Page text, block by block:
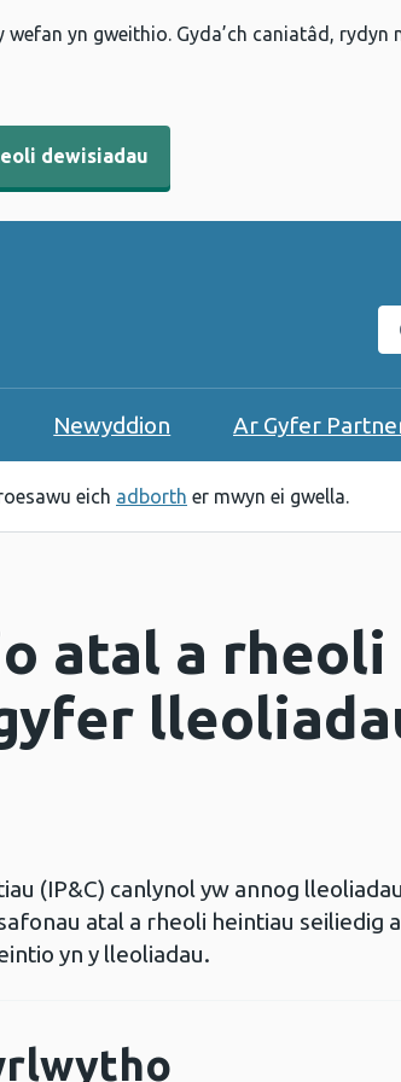
yn gweithio. Gyda’ch caniatâd,
dewisiadau
Newyddion Ar Gyfer
eich adborth er mwyn ei gwella.
atal a
(IP&C) canlynol yw annog
atal a rheoli heintiau
yn y lleoliadau.